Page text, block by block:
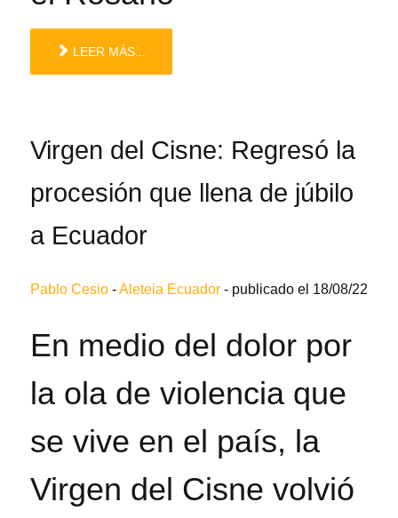
LEER MÁS...
Virgen del Cisne: Regresó la
procesión que llena de júbilo
a Ecuador
Pablo Cesio -Aleteia Ecuador - publicado el 18/08/22
En medio del dolor por
la ola de violencia que
se vive en el país, la
Virgen del Cisne volvió